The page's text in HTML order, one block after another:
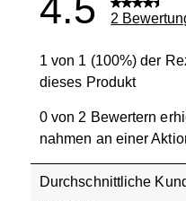
4.5 2
1 von 1 (100%) der
dieses Produkt
0 von 2 Bewertern
nahmen an einer
Durchschnittliche